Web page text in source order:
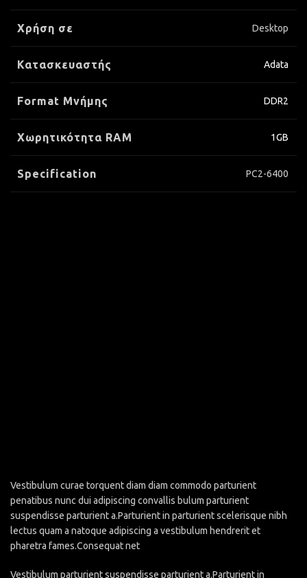
Χρήση σε Desktop
Κατασκευαστής Adata
Format Μνήμης DDR2
Xωρητικότητα RAM 1GB
Specification PC2-6400
Vestibulum curae torquent diam diam commodo parturient
penatibus nunc dui adipiscing convallis bulum parturient
suspendisse parturient a.Parturient in parturient scelerisque nibh
lectus quam a natoque adipiscing a vestibulum hendrerit et
pharetra fames.Consequat net
Vestibulum parturient suspendisse parturient a.Parturient in